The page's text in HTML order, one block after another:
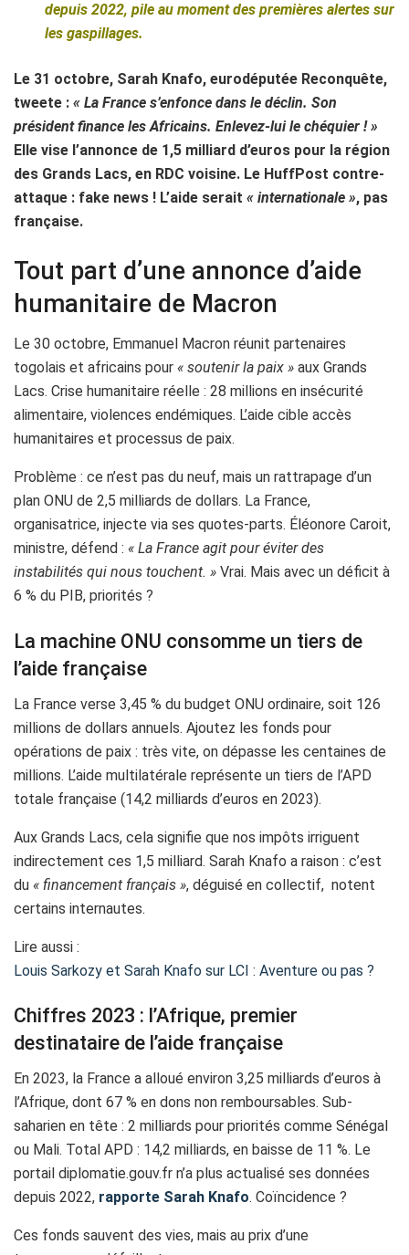
depuis 2022, pile au moment des premières alertes sur
les gaspillages.
Le 31 octobre, Sarah Knafo, eurodéputée Reconquête,
tweete : « La France s’enfonce dans le déclin. Son
président finance les Africains. Enlevez-lui le chéquier ! »
Elle vise l’annonce de 1,5 milliard d’euros pour la région
des Grands Lacs, en RDC voisine. Le HuffPost contre-
attaque : fake news ! L’aide serait « internationale », pas
française.
Tout part d’une annonce d’aide
humanitaire de Macron
Le 30 octobre, Emmanuel Macron réunit partenaires
togolais et africains pour « soutenir la paix » aux Grands
Lacs. Crise humanitaire réelle : 28 millions en insécurité
alimentaire, violences endémiques. L’aide cible accès
humanitaires et processus de paix.
Problème : ce n’est pas du neuf, mais un rattrapage d’un
plan ONU de 2,5 milliards de dollars. La France,
organisatrice, injecte via ses quotes-parts. Éléonore Caroit,
ministre, défend : « La France agit pour éviter des
instabilités qui nous touchent. » Vrai. Mais avec un déficit à
6 % du PIB, priorités ?
La machine ONU consomme un tiers de
l’aide française
La France verse 3,45 % du budget ONU ordinaire, soit 126
millions de dollars annuels. Ajoutez les fonds pour
opérations de paix : très vite, on dépasse les centaines de
millions. L’aide multilatérale représente un tiers de l’APD
totale française (14,2 milliards d’euros en 2023).
Aux Grands Lacs, cela signifie que nos impôts irriguent
indirectement ces 1,5 milliard. Sarah Knafo a raison : c’est
du « financement français », déguisé en collectif, notent
certains internautes.
Lire aussi :
Louis Sarkozy et Sarah Knafo sur LCI : Aventure ou pas ?
Chiffres 2023 : l’Afrique, premier
destinataire de l’aide française
En 2023, la France a alloué environ 3,25 milliards d’euros à
l’Afrique, dont 67 % en dons non remboursables. Sub-
saharien en tête : 2 milliards pour priorités comme Sénégal
ou Mali. Total APD : 14,2 milliards, en baisse de 11 %. Le
portail diplomatie.gouv.fr n’a plus actualisé ses données
depuis 2022, rapporte Sarah Knafo. Coïncidence ?
Ces fonds sauvent des vies, mais au prix d’une